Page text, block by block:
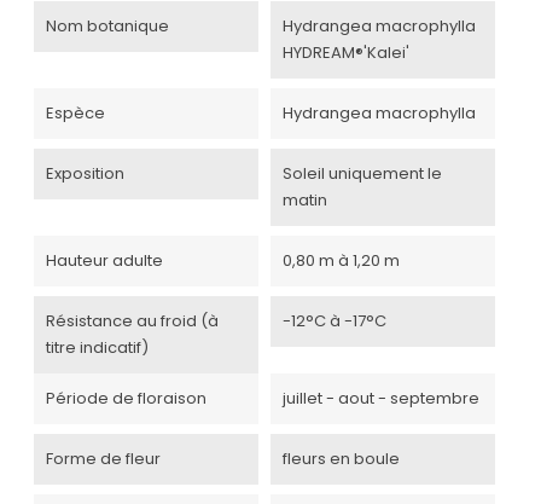
Nom botanique
Hydrangea macrophylla
HYDREAM®'Kalei'
Espèce Hydrangea macrophylla
Exposition
Soleil uniquement le
matin
Hauteur adulte 0,80 m à 1,20 m
Résistance au froid (à
titre indicatif)
-12°C à -17°C
Période de floraison juillet - aout - septembre
Forme de fleur fleurs en boule